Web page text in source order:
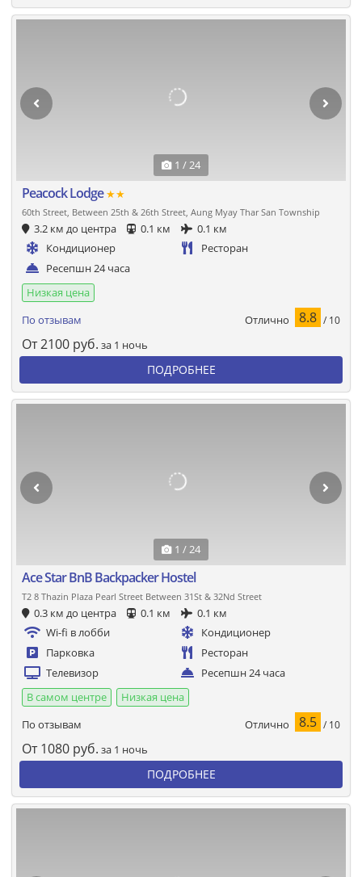
1 / 24
Peacock Lodge★★
60th Street, Between 25th & 26th Street, Aung Myay Thar San Township
3.2 км до центра 0.1 км
0.1 км
Кондиционер
Ресторан
Ресепшн 24 часа
Низкая цена
По отзывам
Отлично 8.8 / 10
От2100 руб. за 1 ночь
ПОДРОБНЕЕ
1 / 24
Ace Star BnB Backpacker Hostel
T2 8 Thazin Plaza Pearl Street Between 31St & 32Nd Street
0.3 км до центра 0.1 км
0.1 км
Wi-fi в лобби
Кондиционер
Парковка
Ресторан
Телевизор
Ресепшн 24 часа
В самом центре
Низкая цена
По отзывам
Отлично 8.5 / 10
От 1080 руб. за 1 ночь
ПОДРОБНЕЕ